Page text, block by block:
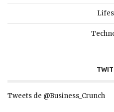
Tweets de @Business_Crunch